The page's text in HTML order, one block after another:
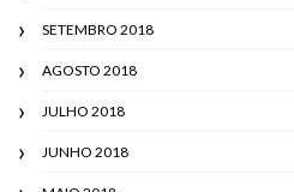
SETEMBRO 2018
AGOSTO 2018
JULHO 2018
JUNHO 2018